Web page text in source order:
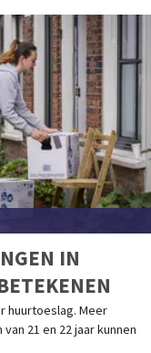
IN
huurtoeslag. Meer
21 en 22 jaar kunnen